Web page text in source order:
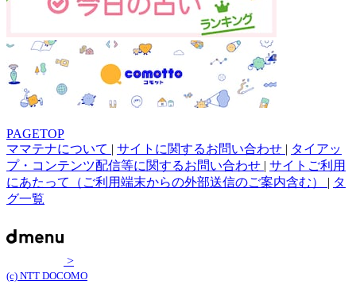
PAGETOP
ママテナについて | サイトに関するお問い合わせ | タイアッ
プ・コンテンツ配信等に関するお問い合わせ | サイトご利用
にあたって（ご利用端末からの外部送信のご案内含む） | タ
グ一覧
>
(c) NTT DOCOMO